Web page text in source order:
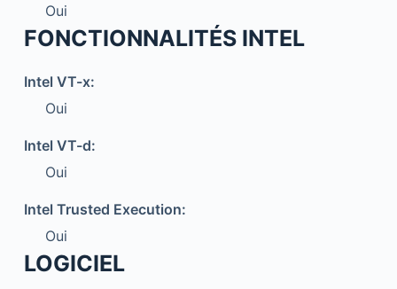
Oui
FONCTIONNALITÉS INTEL
Intel VT-x:
Oui
Intel VT-d:
Oui
Intel Trusted Execution:
Oui
LOGICIEL